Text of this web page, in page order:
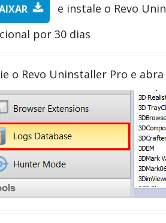
e instale o Revo
por 30 dias
o Revo Uninstaller Pro e